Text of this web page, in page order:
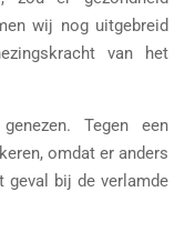
wij nog uitgebreid
van het
Tegen een
omdat er anders
geval bij de verlamde